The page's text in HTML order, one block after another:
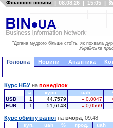
Фінансові новини | 08.08.26 | 15:05 |
"Догана мудрого більше стоїть, як похвала
Українське
Головна Новини Аналітика
Курс НБУ на понеділок
за курс uah
USD
1 44,7579 0,0047
EUR
1 51,6148 0,0569
Курс обміну валют на вчора , 09:48
куп. uah % прод. uah